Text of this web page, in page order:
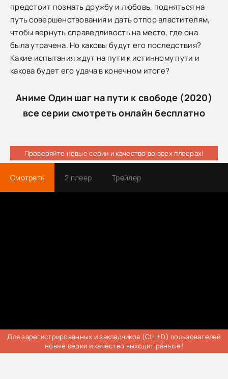
предстоит познать дружбу и любовь, подняться на
путь совершенствования и дать отпор властителям,
чтобы вернуть справедливость на место, где она
была утрачена. Но каковы будут его последствия?
Какие испытания ждут на пути к истинному пути и
какова будет его удача в конечном итоге?
Аниме Один шаг на пути к свободе (2020)
все серии смотреть онлайн бесплатно
Проверяйте новые серии и качество во всех плеерах!
Смотреть 2 плеер Трейлер
Для зарегистрированных и закладчиков (Ctrl+D) пользователей
новые серии и качество выходит раньше!